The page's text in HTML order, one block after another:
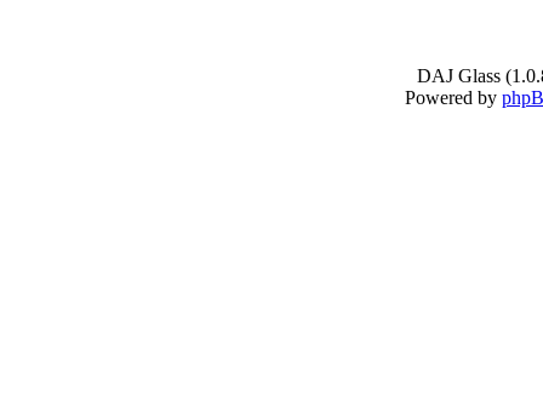
DAJ Glass
Powered by